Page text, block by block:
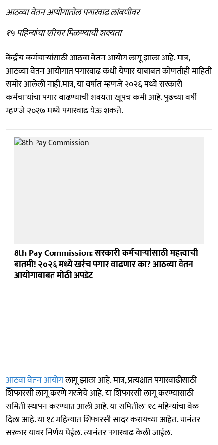
आठव्या वेतन आयोगातील पगारवाढ लांबणीवर
१५ महिन्यांचा एरियर मिळण्याची शक्यता
केंद्रीय कर्मचाऱ्यांसाठी आठवा वेतन आयोग लागू झाला आहे. मात्र,
आठव्या वेतन आयोगात पगारवाढ कधी येणार याबाबत कोणतीही माहिती
समोर आलेली नाही.मात्र, या वर्षात म्हणजे २०२६ मध्ये सरकारी
कर्मचाऱ्यांचा पगार वाढण्याची शक्यता खूपच कमी आहे. पुढच्या वर्षी
म्हणजे २०२७ मध्ये पगारवाढ येऊ शकते.
8th Pay Commission: सरकारी कर्मचाऱ्यांसाठी महत्त्वाची
बातमी! २०२६ मध्ये खरंच पगार वाढणार का? आठव्या वेतन
आयोगाबाबत मोठी अपडेट
आठवा वेतन आयोगलागू झाला आहे. मात्र, प्रत्यक्षात पगारवाढीसाठी
शिफारसी लागू करणे गरजेचे आहे. या शिफारसी लागू करण्यासाठी
समिती स्थापन करण्यात आली आहे. या समितीला १८ महिन्यांचा वेळ
दिला आहे. या १८ महिन्यात शिफारसी सादर करायच्या आहेत. यानंतर
सरकार यावर निर्णय घेईल. त्यानंतर पगारवाढ केली जाईल.